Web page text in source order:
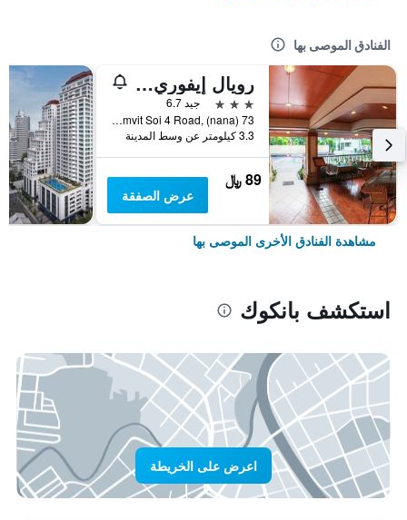
الفنادق الموصى بها
رويال إيفوري سوكومفيت نانا
3 نجوم
جيد 6.7
73 Sukhumvit Soi 4 Road, (nana), بانكوك, تايلاند
3.3 كيلومتر عن وسط المدينة
89 ﷼
عرض الصفقة
مشاهدة الفنادق الأخرى الموصى بها
استكشف بانكوك
اعرض على الخريطة